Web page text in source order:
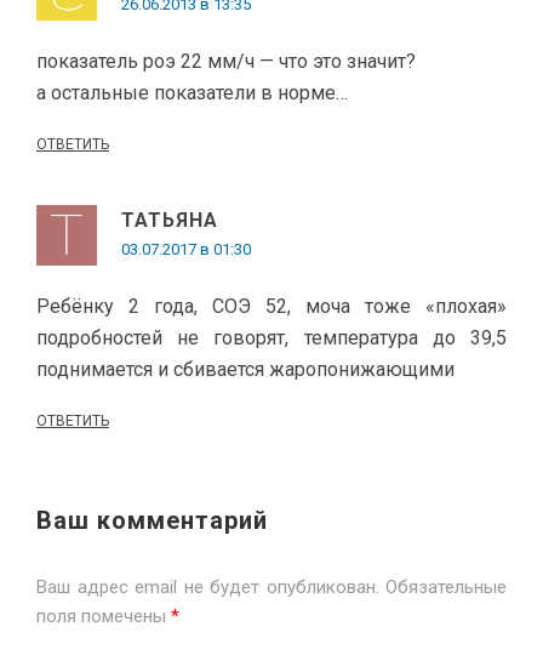
26.06.2013 в 13:35
показатель роэ 22 мм/ч — что это значит?
а остальные показатели в норме…
ОТВЕТИТЬ
ТАТЬЯНА
03.07.2017 в 01:30
Ребёнку 2 года, СОЭ 52, моча тоже «плохая»
подробностей не говорят, температура до 39,5
поднимается и сбивается жаропонижающими
ОТВЕТИТЬ
Ваш комментарий
Ваш адрес email не будет опубликован. Обязательные
поля помечены *